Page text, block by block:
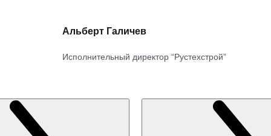
Альберт Галичев
Исполнительный директор “Рустехстрой”